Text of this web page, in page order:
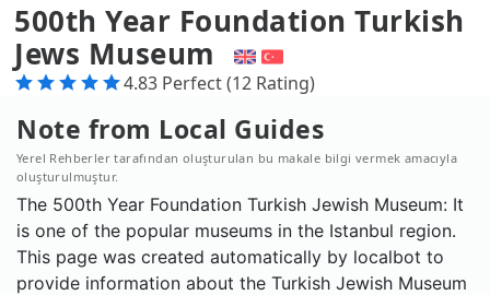
500th Year Foundation Turkish
Jews Museum
4.83 Perfect (12 Rating)
Note from Local Guides
Yerel Rehberler tarafından oluşturulan bu makale bilgi vermek amacıyla
oluşturulmuştur.
The 500th Year Foundation Turkish Jewish Museum: It
is one of the popular museums in the Istanbul region.
This page was created automatically by localbot to
provide information about the Turkish Jewish Museum